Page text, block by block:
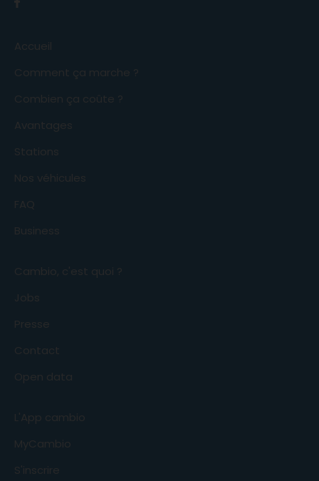
Accueil
Comment ça marche ?
Combien ça coûte ?
Avantages
Stations
Nos véhicules
FAQ
Business
Cambio, c'est quoi ?
Jobs
Presse
Contact
Open data
L'App cambio
MyCambio
S'inscrire